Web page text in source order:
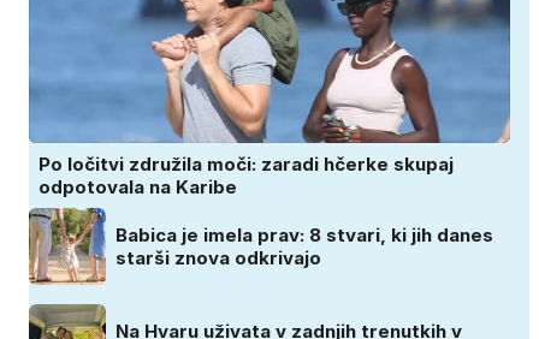
Po ločitvi združila moči: zaradi hčerke skupaj
odpotovala na Karibe
Babica je imela prav: 8 stvari, ki jih danes
starši znova odkrivajo
Na Hvaru uživata v zadnjih trenutkih v